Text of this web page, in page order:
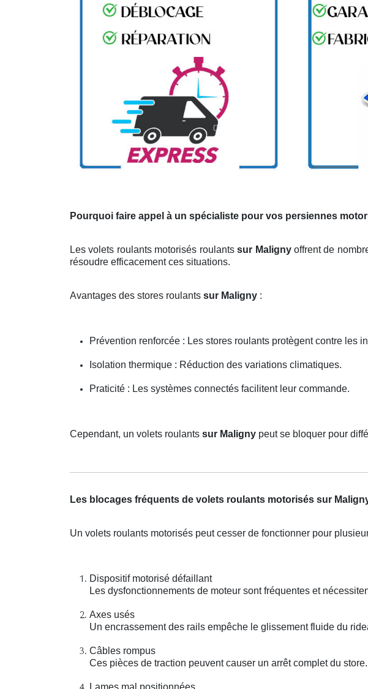
Pourquoi faire appel à un spécialiste pour vos persiennes
Les volets roulants motorisés roulantssur Malignyoffrent de
résoudre efficacement ces situations.
Avantages des stores roulants sur Maligny :
Prévention renforcée : Les stores roulants protègent contre les
Isolation thermique : Réduction des variations climatiques.
Praticité : Les systèmes connectés facilitent leur commande.
Cependant, un volets roulants sur Maligny peut se bloquer pour
Les blocages fréquents de volets roulants motorisés sur
Un volets roulants motorisés peut cesser de fonctionner pour
Dispositif motorisé défaillant
Les dysfonctionnements de moteur sont fréquentes et
Axes usés
Un encrassement des rails empêche le glissement fluide du
Câbles rompus
Ces pièces de traction peuvent causer un arrêt complet du store.